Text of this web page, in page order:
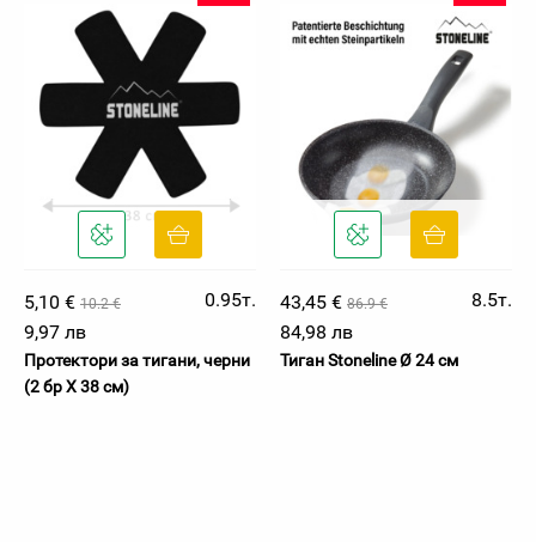
5,10 € 10.2 €
0.95т.
9,97 лв
Протектори за тигани, черни
(2 бр Х 38 см)
43,45 € 86.9 €
8.5т.
84,98 лв
Тиган Stoneline Ø 24 см